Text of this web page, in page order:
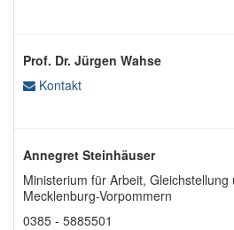
Prof. Dr. Jürgen Wahse
Kontakt
Annegret Steinhäuser
Ministerium für Arbeit,
Mecklenburg-Vorpommern
0385 - 5885501